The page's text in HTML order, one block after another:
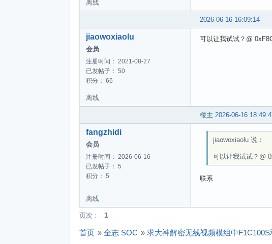
离线
2026-06-16 16:09:14
jiaowoxiaolu
会员
注册时间： 2021-08-27
已发帖子： 50
积分： 66
可以让我试试？@
离线
楼主 2026-06-16
fangzhidi
会员
注册时间： 2026-06-16
已发帖子： 5
积分： 5
jiaowoxiaolu 说：
可以让我试试？@
联系
离线
页次： 1
首页 » 全志 SOC » 求大神解密无线视频模组中